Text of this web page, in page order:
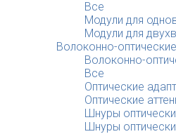
Все
Модули для
Модули для
Волоконно-
Волоконно-
Все
Оптические
Оптические
Шнуры
Шнуры